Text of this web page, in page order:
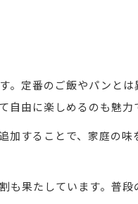
る基本手順
定番のご飯やパンと
由に楽しめるのも魅力
することで、家庭の
果たしています。普